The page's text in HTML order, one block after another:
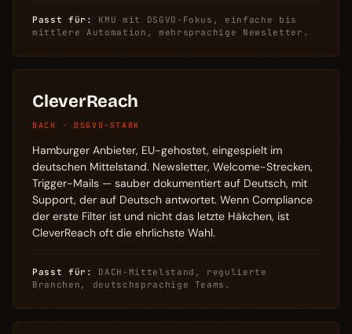
Passt für:
KMU mit DSGVO-Fokus, einfache bis
mittlere Automation, mehrsprachige Newsletter.
CleverReach
DACH · DSGVO-STARK
Hamburger Anbieter, EU-gehostet, eingespielt im
deutschen Mittelstand. Newsletter, Welcome-Strecken,
Trigger-Mails — sauber dokumentiert auf Deutsch, mit
Support, der auf Deutsch antwortet. Wenn Compliance
der erste Filter ist und nicht das letzte Häkchen, ist
CleverReach oft die ehrlichste Wahl.
Passt für:
DACH-Mittelstand, regulierte
Branchen, deutschsprachige Teams.